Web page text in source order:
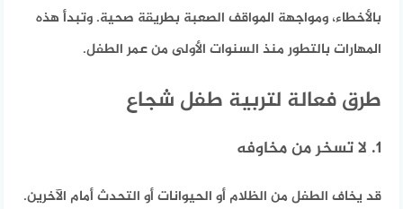
بالأخطاء، ومواجهة المواقف الصعبة بطريقة صحية. وتبدأ هذه
المهارات بالتطور منذ السنوات الأولى من عمر الطفل.
طرق فعالة لتربية طفل شجاع
1. لا تسخر من مخاوفه
قد يخاف الطفل من الظلام أو الحيوانات أو التحدث أمام الآخرين.